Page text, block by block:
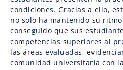
condiciones. Gracias a ello,
no solo ha mantenido su
conseguido que sus
competencias superiores al
las áreas evaluadas,
comunidad universitaria con